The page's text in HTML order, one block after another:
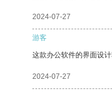
2024-07-27
游客
这款办公软件的界面设
2024-07-27